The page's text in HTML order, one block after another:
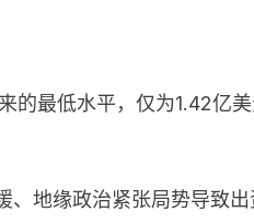
的最低水平，仅为1.42亿
地缘政治紧张局势导致